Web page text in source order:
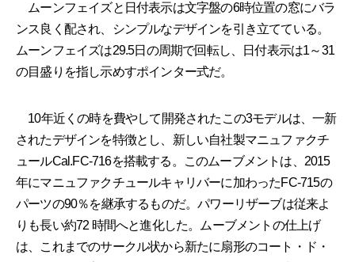
ムーンフェイズと日付表示は文字盤の6時位置の窓にバラ
ンス良く配され、シンプルなデザインを引き立てている。
ムーンフェイズは29.5日の周期で回転し、日付表示は1～31
の目盛りを指し示めすポインター式だ。
10年近くの時を費やして開発されたこの3モデルは、一新
されたデザインを特徴とし、新しい自社製マニュファクチ
ュールCal.FC-716を搭載する。このムーブメントは、2015
年にマニュファクチュールキャリバーに加わったFC-715の
パーツの90％を継承するものだ。パワーリザーブは従来よ
りも長い約72 時間へと進化した。ムーブメントの仕上げ
は、これまでのサークル状から新たに扇形のコート・ド・